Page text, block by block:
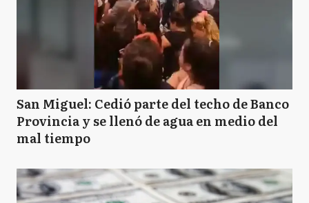
San Miguel: Cedió parte del techo de Banco
Provincia y se llenó de agua en medio del
mal tiempo